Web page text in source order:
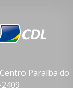
Paraíba do